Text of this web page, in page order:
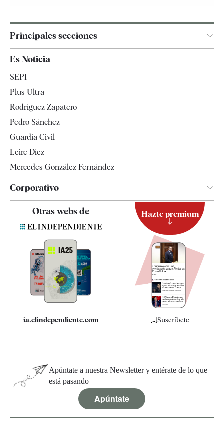
Principales secciones
Televisión
Es Noticia
SEPI
Plus Ultra
Rodríguez Zapatero
Pedro Sánchez
Guardia Civil
Leire Díez
Mercedes González Fernández
Corporativo
Quiénes somos
Especificaciones
Otras webs de
ia.elindependiente.com
Hazte premium
Suscríbete
Apúntate a nuestra Newsletter y entérate de lo que
está pasando
Apúntate